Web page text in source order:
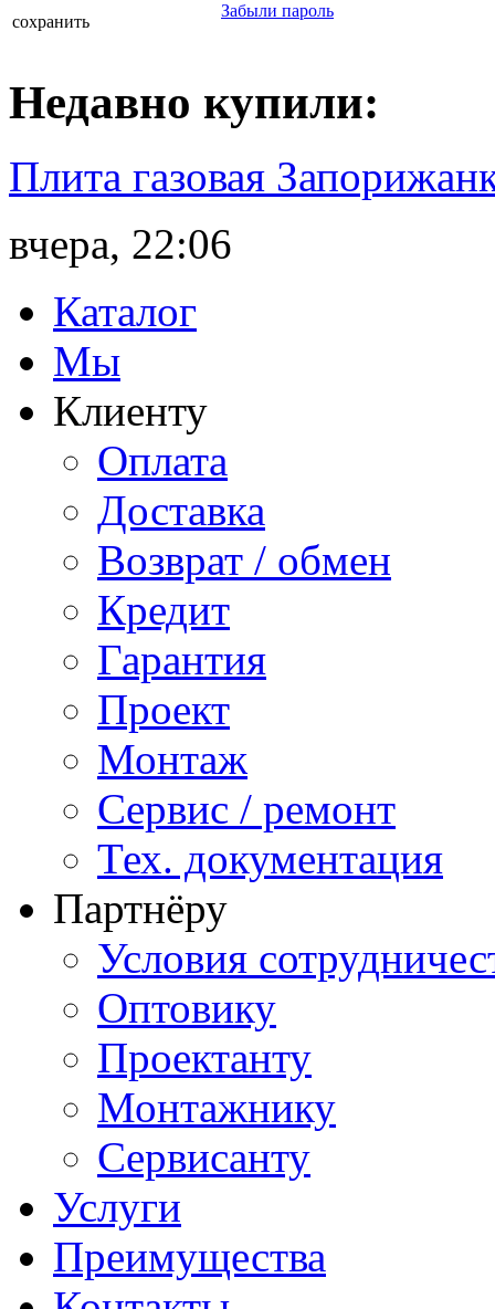
сохранить
Забыли пароль
Недавно купили:
Плита газовая
вчера, 22:06
Каталог
Мы
Клиенту
Оплата
Доставка
Возврат / обмен
Кредит
Гарантия
Проект
Монтаж
Сервис / ремонт
Тех. документация
Партнёру
Условия
Оптовику
Проектанту
Монтажнику
Сервисанту
Услуги
Преимущества